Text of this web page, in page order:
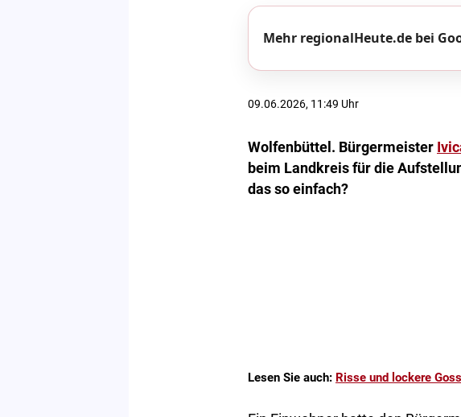
Mehr regionalHeute.de bei
09.06.2026, 11:49 Uhr
Wolfenbüttel. Bürgermeister
beim Landkreis für die
das so einfach?
Lesen Sie auch: Risse und lockere